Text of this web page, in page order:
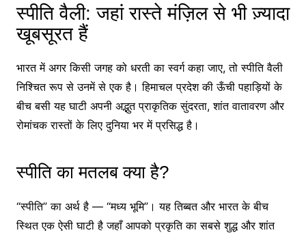
स्पीति वैली: जहां रास्ते मंज़िल से भी ज़्यादा
खूबसूरत हैं
भारत में अगर किसी जगह को धरती का स्वर्ग कहा जाए, तो स्पीति वैली
निश्चित रूप से उनमें से एक है। हिमाचल प्रदेश की ऊँची पहाड़ियों के
बीच बसी यह घाटी अपनी अद्भुत प्राकृतिक सुंदरता, शांत वातावरण और
रोमांचक रास्तों के लिए दुनिया भर में प्रसिद्ध है।
स्पीति का मतलब क्या है?
“स्पीति” का अर्थ है — “मध्य भूमि”। यह तिब्बत और भारत के बीच
स्थित एक ऐसी घाटी है जहाँ आपको प्रकृति का सबसे शुद्ध और शांत